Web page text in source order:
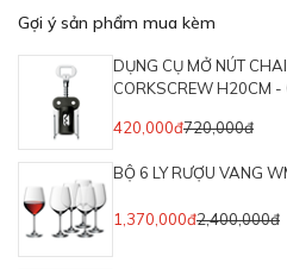
Gợi ý sản phẩm mua kèm
DỤNG CỤ MỞ NÚT
CORKSCREW H20CM
420,000đ720,000đ
BỘ 6 LY RƯỢU VANG
1,370,000đ2,400,000đ